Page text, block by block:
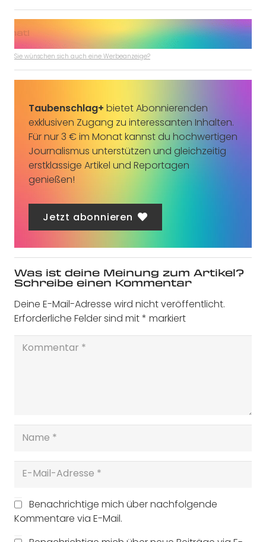
Sie wünschen sich auch eine Werbeanzeige?
Taubenschlag+ bietet Abonnierenden
exklusiven Zugang zu interessanten Inhalten.
Für nur 3 € im Monat kannst du hochwertigen
Journalismus unterstützen und gleichzeitig
erstklassige Artikel und Reportagen
genießen!
Jetzt abonnieren
Was ist deine Meinung zum Artikel?
Schreibe einen Kommentar
Deine E-Mail-Adresse wird nicht veröffentlicht.
Erforderliche Felder sind mit* markiert
Benachrichtige mich über nachfolgende
Kommentare via E-Mail.